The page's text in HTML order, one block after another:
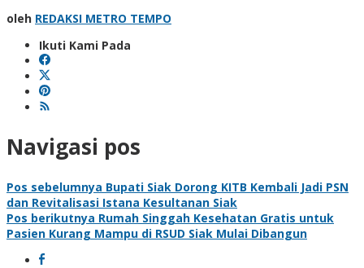
oleh REDAKSI METRO TEMPO
Ikuti Kami Pada
Navigasi pos
Pos sebelumnya Bupati Siak Dorong KITB Kembali Jadi PSN
dan Revitalisasi Istana Kesultanan Siak
Pos berikutnya Rumah Singgah Kesehatan Gratis untuk
Pasien Kurang Mampu di RSUD Siak Mulai Dibangun